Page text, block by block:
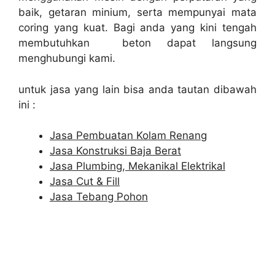
baik, getaran minium, serta mempunyai mata
coring yang kuat. Bagi anda yang kini tengah
membutuhkan beton dapat langsung
menghubungi kami.
untuk jasa yang lain bisa anda tautan dibawah
ini :
Jasa Pembuatan Kolam Renang
Jasa Konstruksi Baja Berat
Jasa Plumbing, Mekanikal Elektrikal
Jasa Cut & Fill
Jasa Tebang Pohon